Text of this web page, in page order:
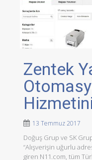
Zentek
13 Temmuz 2017
Doğuş Grup ve SK
“Alışverişin uğurlu
giren N11.com, tüm